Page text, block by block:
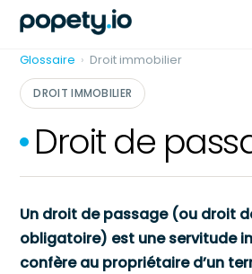
Skip
content
Glossaire › Droit immobilier
DROIT IMMOBILIER
Droit de
Un droit de passage (ou droit
obligatoire) est une servitude
confère au propriétaire d’un